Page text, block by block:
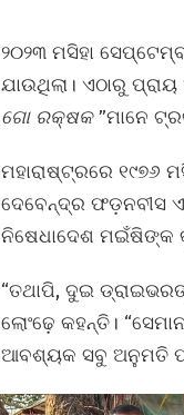
୨୦୨୩ ମସିହା
ଯାଉଥିଲା। ଏଠାରୁ
ଗୋ ରକ୍ଷକ”ମାନେ
ମହାରାଷ୍ଟ୍ରରେ ୧୯୭୬
ଦେବେନ୍ଦ୍ର ଫଡ଼ନବୀସ
ନିଷେଧାଦେଶ ମଇଁଷିଙ୍କ
“ତଥାପି, ଦୁଇ
ଲୋଂଢ଼େ କହନ୍ତି।
ଆବଶ୍ୟକ ସବୁ ଅନୁମତି